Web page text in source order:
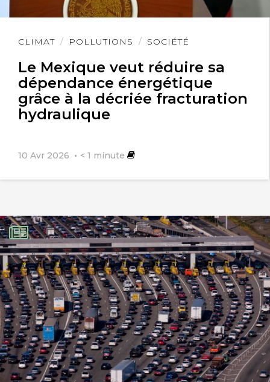
CLIMAT POLLUTIONS SOCIÉTÉ
Le Mexique veut réduire sa
dépendance énergétique
grâce à la décriée fracturation
hydraulique
10 Avr 2026 < 1 minute
Lire